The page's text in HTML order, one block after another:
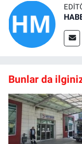
Bunlar da